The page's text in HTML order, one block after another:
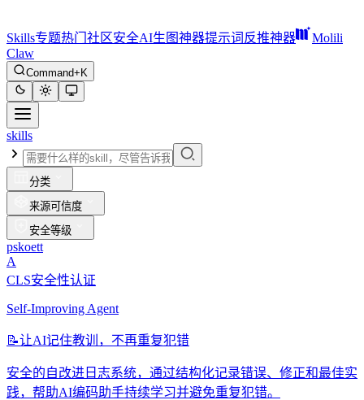
Skills专题热门 社区安全AI生图神器提示词反推神器
Molili
Claw
Command+K
skills
分类
来源可信度
安全等级
pskoett
A
CLS安全性认证
Self-Improving Agent
📝让AI记住教训，不再重复犯错
安全的自改进日志系统，通过结构化记录错误、修正和最佳实
践，帮助AI编码助手持续学习并避免重复犯错。